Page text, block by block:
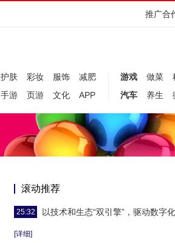
推广合
护肤 彩妆 服饰
减肥
手游 页游 文化 APP
游戏 做菜
汽车
养生
滚动推荐
25:32 以技术和生态“双引擎”，驱动数字化
[详细]